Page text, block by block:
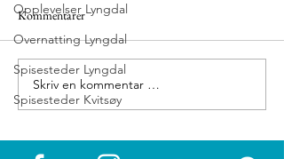
Opplevelser Lyngdal
Overnatting Lyngdal
Spisesteder Lyngdal
Spisesteder Kvitsøy
Besøkssenter Villaks
Kommentarer
Skriv en kommentar …